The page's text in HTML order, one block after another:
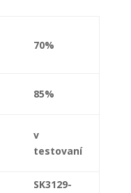
70%
85%
v
testovaní
SK3129-